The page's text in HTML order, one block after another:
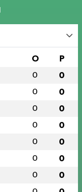
O P
0 0
0 0
0 0
0 0
0 0
0 0
0 0